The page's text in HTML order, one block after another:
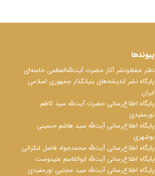
پیوندها
دفتر حفظ‌‌‌ونشر آثار حضرت آیت‌ﷲ‌العظمی خامنه‌ای
پایگاه نشر اندیشه‌های بنیانگذار جمهوری اسلامی
ایران
پایگاه اطلاع‌رسانی حضرت آیت‌ﷲ سید کاظم
نورمفیدی
پایگاه اطلاع‌رسانی آیت‌ﷲ سید هاشم حسینی
بوشهری
پایگاه اطلاع‌رسانی آیت‌ﷲ محمدجواد فاضل لنکرانی
پایگاه اطلاع‌رسانی آیت‌ﷲ ابوالقاسم علیدوست
پایگاه اطلاع‌رسانی آیت‌ﷲ سید مجتبی نورمفیدی